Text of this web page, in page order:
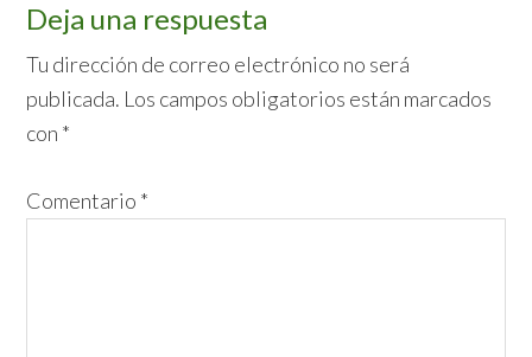
Interacciones
con
los
lectores
Deja una respuesta
Tu dirección de correo electrónico no será
publicada. Los campos obligatorios están marcados
con *
Comentario *